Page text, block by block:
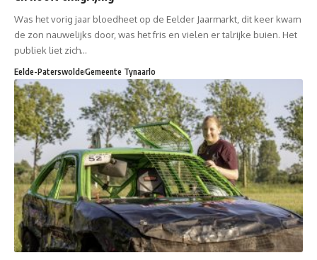
Was het vorig jaar bloedheet op de Eelder Jaarmarkt, dit keer kwam
de zon nauwelijks door, was het fris en vielen er talrijke buien. Het
publiek liet zich…
Eelde-PaterswoldeGemeente Tynaarlo